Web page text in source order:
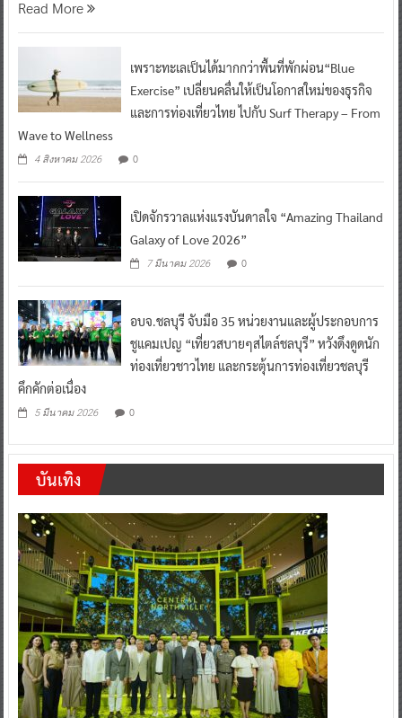
Read More
เพราะทะเลเป็นได้มากกว่าพื้นที่พักผ่อน“Blue
Exercise” เปลี่ยนคลื่นให้เป็นโอกาสใหม่ของธุรกิจ
และการท่องเที่ยวไทย ไปกับ Surf Therapy – From
Wave to Wellness
4 สิงหาคม 2026 0
เปิดจักรวาลแห่งแรงบันดาลใจ “Amazing Thailand
Galaxy of Love 2026”
7 มีนาคม 2026 0
อบจ.ชลบุรี จับมือ 35 หน่วยงานและผู้ประกอบการ
ชูแคมเปญ “เที่ยวสบายๆสไตล์ชลบุรี” หวังดึงดูดนัก
ท่องเที่ยวชาวไทย และกระตุ้นการท่องเที่ยวชลบุรี
คึกคักต่อเนื่อง
5 มีนาคม 2026 0
บันเทิง